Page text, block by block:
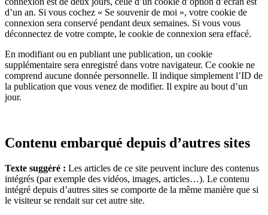
d’un an. Si vous cochez « Se souvenir de moi », votre cookie de
connexion sera conservé pendant deux semaines. Si vous vous
déconnectez de votre compte, le cookie de connexion sera effacé.
En modifiant ou en publiant une publication, un cookie
supplémentaire sera enregistré dans votre navigateur. Ce cookie ne
comprend aucune donnée personnelle. Il indique simplement l’ID de
la publication que vous venez de modifier. Il expire au bout d’un
jour.
Contenu embarqué depuis d’autres sites
Texte suggéré : Les articles de ce site peuvent inclure des contenus
intégrés (par exemple des vidéos, images, articles…). Le contenu
intégré depuis d’autres sites se comporte de la même manière que si
le visiteur se rendait sur cet autre site.